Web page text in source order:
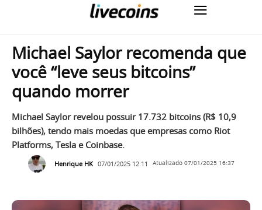
Michael Saylor recomenda que
você “leve seus bitcoins”
quando morrer
Michael Saylor revelou possuir 17.732 bitcoins (R$ 10,9
bilhões), tendo mais moedas que empresas como Riot
Platforms, Tesla e Coinbase.
Henrique HK 07/01/2025 12:11 Atualizado 07/01/2025 16:37